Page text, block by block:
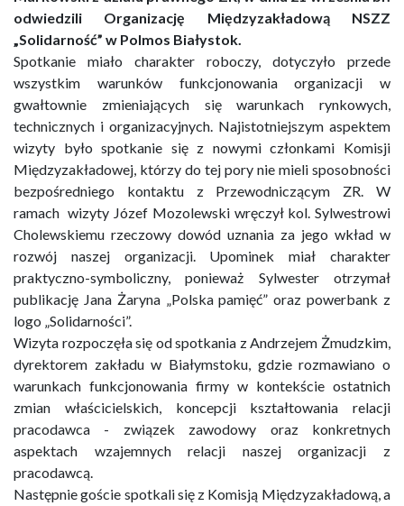
odwiedzili Organizację Międzyzakładową NSZZ
„Solidarność” w Polmos Białystok.
Spotkanie miało charakter roboczy, dotyczyło przede
wszystkim warunków funkcjonowania organizacji w
gwałtownie zmieniających się warunkach rynkowych,
technicznych i organizacyjnych. Najistotniejszym aspektem
wizyty było spotkanie się z nowymi członkami Komisji
Międzyzakładowej, którzy do tej pory nie mieli sposobności
bezpośredniego kontaktu z Przewodniczącym ZR. W
ramach wizyty Józef Mozolewski wręczył kol. Sylwestrowi
Cholewskiemu rzeczowy dowód uznania za jego wkład w
rozwój naszej organizacji. Upominek miał charakter
praktyczno-symboliczny, ponieważ Sylwester otrzymał
publikację Jana Żaryna „Polska pamięć” oraz powerbank z
logo „Solidarności”.
Wizyta rozpoczęła się od spotkania z Andrzejem Żmudzkim,
dyrektorem zakładu w Białymstoku, gdzie rozmawiano o
warunkach funkcjonowania firmy w kontekście ostatnich
zmian właścicielskich, koncepcji kształtowania relacji
pracodawca - związek zawodowy oraz konkretnych
aspektach wzajemnych relacji naszej organizacji z
pracodawcą.
Następnie goście spotkali się z Komisją Międzyzakładową, a